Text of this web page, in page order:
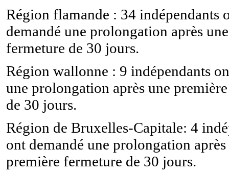
Région flamande : 34 indépendants
demandé une prolongation après
fermeture de 30 jours.
Région wallonne : 9 indépendants
une prolongation après une
de 30 jours.
Région de Bruxelles-Capitale: 4
ont demandé une prolongation après
première fermeture de 30 jours.